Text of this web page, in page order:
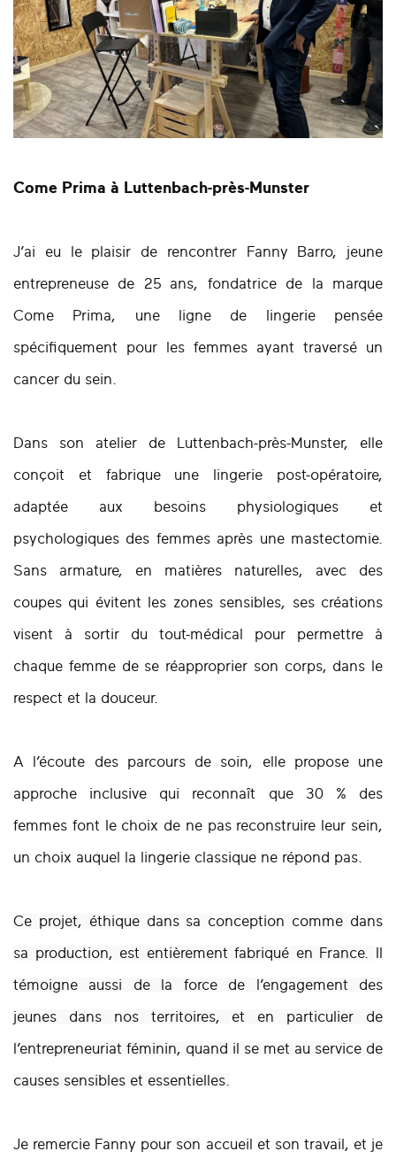
Come Prima à Luttenbach-près-Munster
J’ai eu le plaisir de rencontrer Fanny Barro, jeune
entrepreneuse de 25 ans, fondatrice de la marque
Come Prima, une ligne de lingerie pensée
spécifiquement pour les femmes ayant traversé un
cancer du sein.
Dans son atelier de Luttenbach-près-Munster, elle
conçoit et fabrique une lingerie post-opératoire,
adaptée aux besoins physiologiques et
psychologiques des femmes après une mastectomie.
Sans armature, en matières naturelles, avec des
coupes qui évitent les zones sensibles, ses créations
visent à sortir du tout-médical pour permettre à
chaque femme de se réapproprier son corps, dans le
respect et la douceur.
A l’écoute des parcours de soin, elle propose une
approche inclusive qui reconnaît que 30 % des
femmes font le choix de ne pas reconstruire leur sein,
un choix auquel la lingerie classique ne répond pas.
Ce projet, éthique dans sa conception comme dans
sa production, est entièrement fabriqué en France. Il
témoigne aussi de la force de l’engagement des
jeunes dans nos territoires, et en particulier de
l’entrepreneuriat féminin, quand il se met au service de
causes sensibles et essentielles.
Je remercie Fanny pour son accueil et son travail, et je